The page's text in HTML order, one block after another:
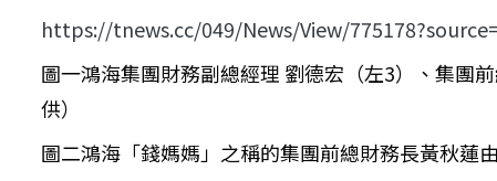
https://tnews.cc/049/News/View/
圖一鴻海集團財務副總經理 劉德宏（左3）、集團
供）
圖二鴻海「錢媽媽」之稱的集團前總財務長黃秋蓮